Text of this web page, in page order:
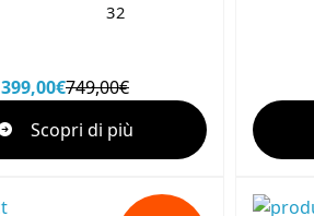
32
399,00€749,00€
Scopri di più